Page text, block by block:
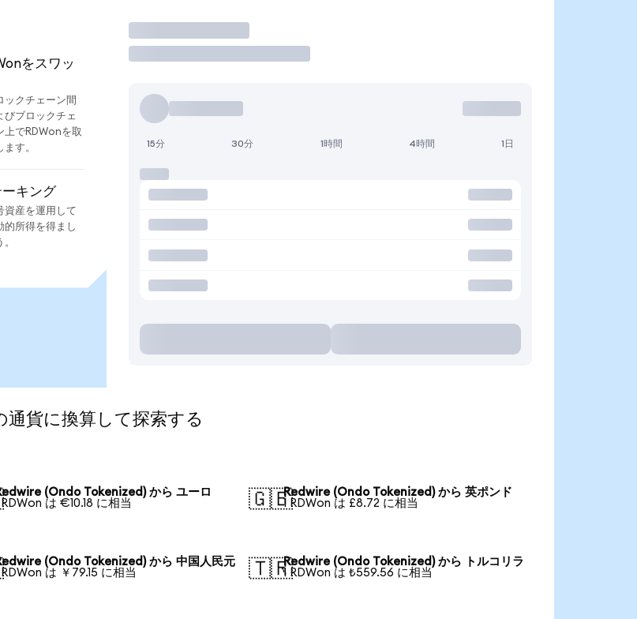
をスワッ
ックチェーン間
びブロックチェ
上でRDWonを取
ます。
ーキング
資産を運用して
的所得を得まし
。
取引
15分 30分 1時間 4時間 1日
に換算して探索する
(Ondo Tokenized) から ユーロ
RDWon は €10.18 に相当
🇬🇧Redwire (Ondo Tokenized) から 英ポンド
1 RDWon は £8.72 に相当
(Ondo Tokenized) から 中国人民元
RDWon は ￥79.15 に相当
🇹🇷Redwire (Ondo Tokenized) から トルコリラ
1 RDWon は ₺559.56 に相当